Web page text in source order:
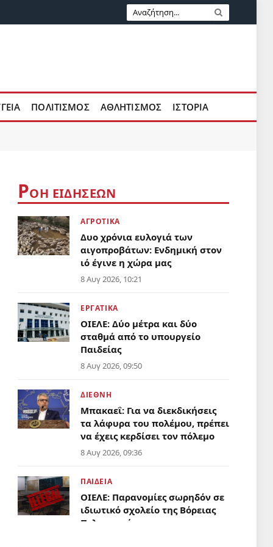
ΠΟΛΙΤΙΣΜΟΣ ΑΘΛΗΤΙΣΜΟΣ ΙΣΤΟΡΙΑ
ΡΟΗ ΕΙΔΗΣΕΩΝ
ΑΓΡΟΤΙΚΑ
Δυο χρόνια ευλογιά των
αιγοπροβάτων: Ενδημική στον
ιό έγινε η χώρα μας
8 Αυγ 2026, 10:21
ΕΡΓΑΤΙΚΑ
ΟΙΕΛΕ: Δύο μέτρα και δύο
σταθμά από το υπουργείο
Παιδείας
8 Αυγ 2026, 09:50
ΔΙΕΘΝΗ
Μπακαεΐ: Για να διεκδικήσεις
τα λάφυρα του πολέμου, πρέπει
να έχεις κερδίσει τον πόλεμο
8 Αυγ 2026, 09:36
ΠΑΙΔΕΙΑ
ΟΙΕΛΕ: Παρανομίες σωρηδόν σε
ιδιωτικό σχολείο της Βόρειας
Πελοποννήσου